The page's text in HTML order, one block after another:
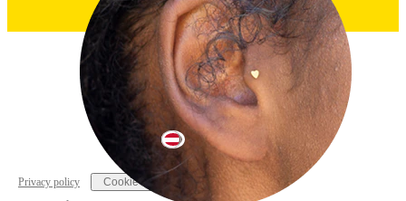
Austria
Privacy policy Cookie settings